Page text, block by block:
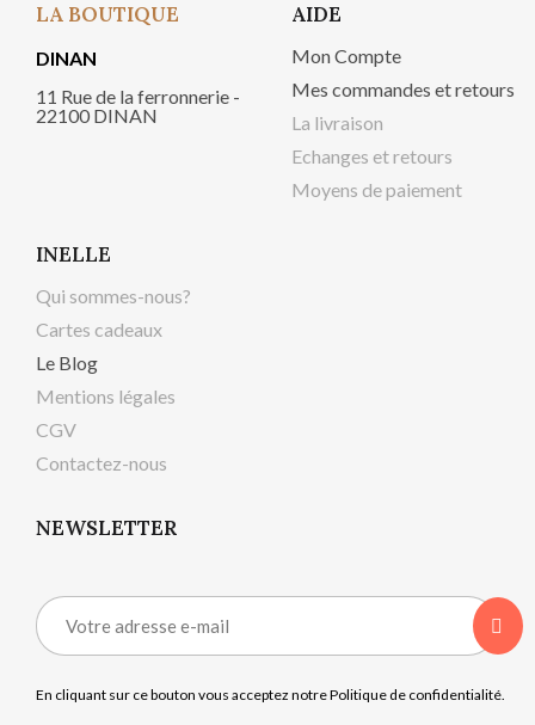
LA BOUTIQUE
DINAN
11 Rue de la ferronnerie -
22100 DINAN
AIDE
Mon Compte
Mes commandes et retours
La livraison
Echanges et retours
Moyens de paiement
INELLE
Qui sommes-nous?
Cartes cadeaux
Le Blog
Mentions légales
CGV
Contactez-nous
NEWSLETTER
En cliquant sur ce bouton vous acceptez notre Politique de confidentialité.